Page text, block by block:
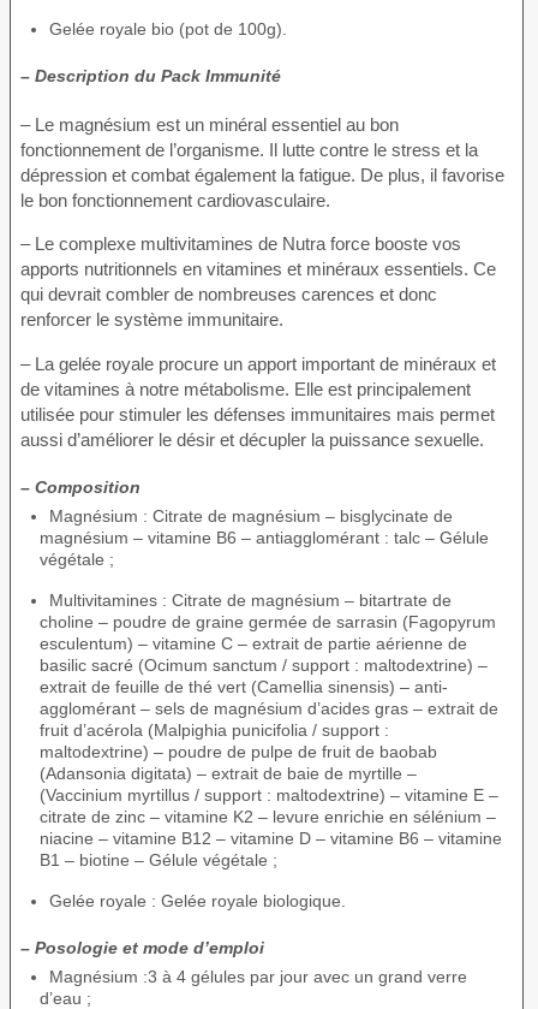
Gelée royale bio (pot de 100g).
– Description du Pack Immunité
– Le magnésium est un minéral essentiel au bon
fonctionnement de l’organisme. Il lutte contre le stress et la
dépression et combat également la fatigue. De plus, il favorise
le bon fonctionnement cardiovasculaire.
– Le complexe multivitamines de Nutra force booste vos
apports nutritionnels en vitamines et minéraux essentiels. Ce
qui devrait combler de nombreuses carences et donc
renforcer le système immunitaire.
– La gelée royale procure un apport important de minéraux et
de vitamines à notre métabolisme. Elle est principalement
utilisée pour stimuler les défenses immunitaires mais permet
aussi d’améliorer le désir et décupler la puissance sexuelle.
– Composition
Magnésium : Citrate de magnésium – bisglycinate de
magnésium – vitamine B6 – antiagglomérant : talc – Gélule
végétale ;
Multivitamines : Citrate de magnésium – bitartrate de
choline – poudre de graine germée de sarrasin (Fagopyrum
esculentum) – vitamine C – extrait de partie aérienne de
basilic sacré (Ocimum sanctum / support : maltodextrine) –
extrait de feuille de thé vert (Camellia sinensis) – anti-
agglomérant – sels de magnésium d’acides gras – extrait de
fruit d’acérola (Malpighia punicifolia / support :
maltodextrine) – poudre de pulpe de fruit de baobab
(Adansonia digitata) – extrait de baie de myrtille –
(Vaccinium myrtillus / support : maltodextrine) – vitamine E –
citrate de zinc – vitamine K2 – levure enrichie en sélénium –
niacine – vitamine B12 – vitamine D – vitamine B6 – vitamine
B1 – biotine – Gélule végétale ;
Gelée royale : Gelée royale biologique.
– Posologie et mode d’emploi
Magnésium :3 à 4 gélules par jour avec un grand verre
d’eau ;